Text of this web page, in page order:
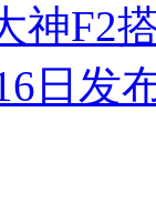
神F2
日发